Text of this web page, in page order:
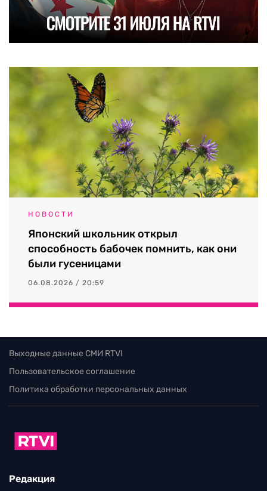
НОВОСТИ
Японский школьник открыл
способность бабочек помнить, как они
были гусеницами
06.08.2026 / 20:59
Выходные данные СМИ RTVI
Пользовательское соглашение
Политика обработки персональных данных
Редакция